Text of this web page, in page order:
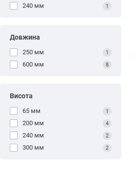
240 мм 1
Довжина
250 мм 1
600 мм 8
Висота
65 мм 1
200 мм 4
240 мм 2
300 мм 2